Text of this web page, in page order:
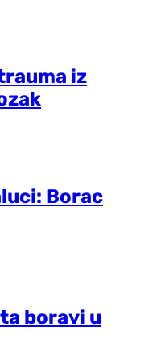
iz
Borac
boravi u